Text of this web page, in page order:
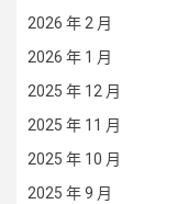
2026 年 2 月
2026 年 1 月
2025 年 12 月
2025 年 11 月
2025 年 10 月
2025 年 9 月